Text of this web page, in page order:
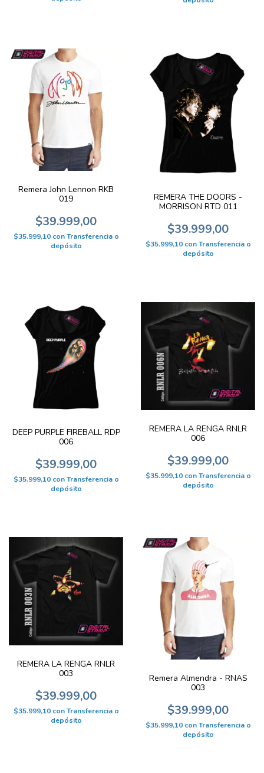
Remera John Lennon RKB
019
$39.999,00
$35.999,10 con Transferencia o
depósito
REMERA THE DOORS -
MORRISON RTD 011
$39.999,00
$35.999,10 con Transferencia o
depósito
DEEP PURPLE FIREBALL RDP
006
$39.999,00
$35.999,10 con Transferencia o
depósito
REMERA LA RENGA RNLR
006
$39.999,00
$35.999,10 con Transferencia o
depósito
REMERA LA RENGA RNLR
003
$39.999,00
$35.999,10 con Transferencia o
depósito
Remera Almendra - RNAS
003
$39.999,00
$35.999,10 con Transferencia o
depósito